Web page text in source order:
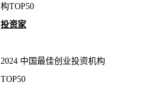
构TOP50
投资家
2024 中国最佳创业投资机构
TOP50